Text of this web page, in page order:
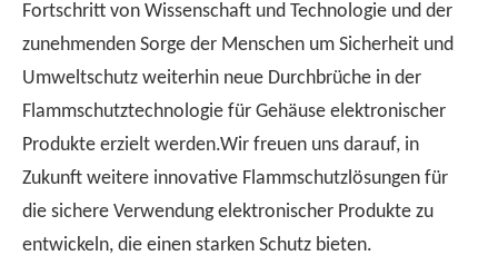
Fortschritt von Wissenschaft und Technologie und der
zunehmenden Sorge der Menschen um Sicherheit und
Umweltschutz weiterhin neue Durchbrüche in der
Flammschutztechnologie für Gehäuse elektronischer
Produkte erzielt werden.Wir freuen uns darauf, in
Zukunft weitere innovative Flammschutzlösungen für
die sichere Verwendung elektronischer Produkte zu
entwickeln, die einen starken Schutz bieten.